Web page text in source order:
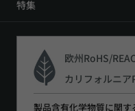
特集
欧州RoHS/
カリフォルニ
製品含有化学物質に関